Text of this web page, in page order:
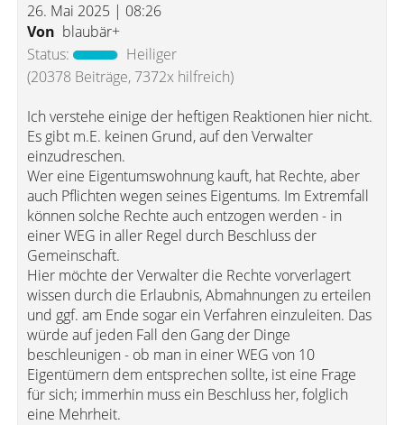
26. Mai 2025 | 08:26
Von blaubär+
Status:
Heiliger
(20378 Beiträge, 7372x hilfreich)
Ich verstehe einige der heftigen Reaktionen hier nicht.
Es gibt m.E. keinen Grund, auf den Verwalter
einzudreschen.
Wer eine Eigentumswohnung kauft, hat Rechte, aber
auch Pflichten wegen seines Eigentums. Im Extremfall
können solche Rechte auch entzogen werden - in
einer WEG in aller Regel durch Beschluss der
Gemeinschaft.
Hier möchte der Verwalter die Rechte vorverlagert
wissen durch die Erlaubnis, Abmahnungen zu erteilen
und ggf. am Ende sogar ein Verfahren einzuleiten. Das
würde auf jeden Fall den Gang der Dinge
beschleunigen - ob man in einer WEG von 10
Eigentümern dem entsprechen sollte, ist eine Frage
für sich; immerhin muss ein Beschluss her, folglich
eine Mehrheit.